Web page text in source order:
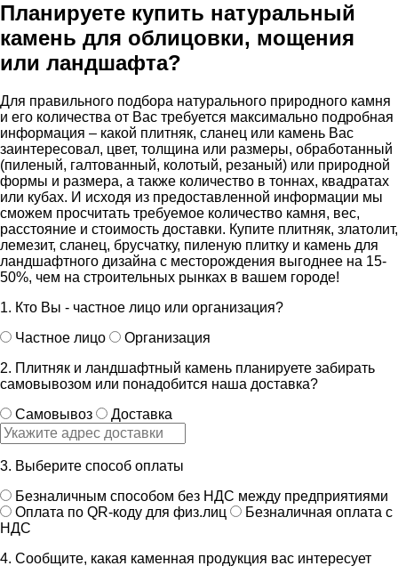
Планируете купить натуральный
камень для облицовки, мощения
или ландшафта?
Для правильного подбора натурального природного камня
и его количества от Вас требуется максимально подробная
информация – какой плитняк, сланец или камень Вас
заинтересовал, цвет, толщина или размеры, обработанный
(пиленый, галтованный, колотый, резаный) или природной
формы и размера, а также количество в тоннах, квадратах
или кубах. И исходя из предоставленной информации мы
сможем просчитать требуемое количество камня, вес,
расстояние и стоимость доставки. Купите плитняк, златолит,
лемезит, сланец, брусчатку, пиленую плитку и камень для
ландшафтного дизайна с месторождения выгоднее на 15-
50%, чем на строительных рынках в вашем городе!
1. Кто Вы - частное лицо или организация?
Частное лицо
Организация
2. Плитняк и ландшафтный камень планируете забирать
самовывозом или понадобится наша доставка?
Самовывоз
Доставка
3. Выберите способ оплаты
Безналичным способом без НДС между предприятиями
Оплата по QR-коду для физ.лиц
Безналичная оплата с
НДС
4. Сообщите, какая каменная продукция вас интересует